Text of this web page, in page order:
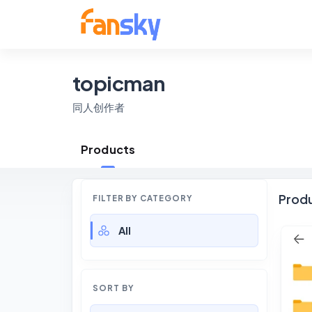
topicman
同人创作者
Products
FILTER BY CATEGORY
All
SORT BY